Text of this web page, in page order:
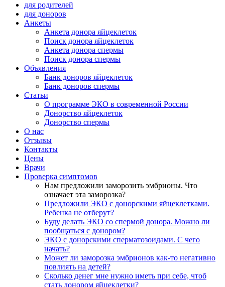
для родителей
для доноров
Анкеты
Анкета донора яйцеклеток
Поиск донора яйцеклеток
Анкета донора спермы
Поиск донора спермы
Объявления
Банк доноров яйцеклеток
Банк доноров спермы
Статьи
О программе ЭКО в современной России
Донорство яйцеклеток
Донорство спермы
О нас
Отзывы
Контакты
Цены
Врачи
Проверка симптомов
Нам предложили заморозить эмбрионы. Что
означает эта заморозка?
Предложили ЭКО с донорскими яйцеклетками.
Ребенка не отберут?
Буду делать ЭКО со спермой донора. Можно ли
пообщаться с донором?
ЭКО с донорскими сперматозоидами. С чего
начать?
Может ли заморозка эмбрионов как-то негативно
повлиять на детей?
Сколько денег мне нужно иметь при себе, чтоб
стать донором яйцеклетки?